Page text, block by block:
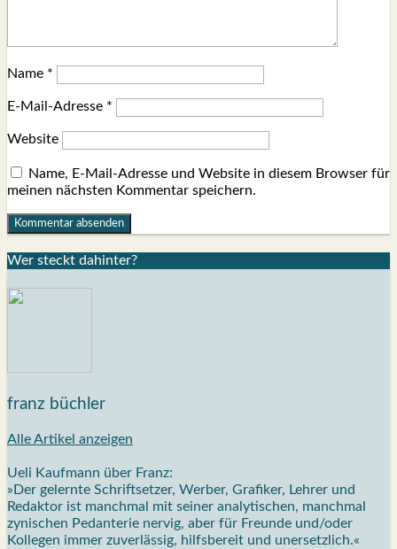
Name *
E-Mail-Adresse *
Website
Name, E-Mail-Adresse und Website in diesem Browser für
meinen nächsten Kommentar speichern.
Wer steckt dahin­ter?
franz büchler
Alle Artikel anzeigen
Ueli Kaufmann über Franz:
»Der gelernte Schriftsetzer, Werber, Grafiker, Lehrer und
Redaktor ist manchmal mit seiner analytischen, manchmal
zynischen Pedanterie nervig, aber für Freunde und/oder
Kollegen immer zuverlässig, hilfsbereit und unersetzlich.«